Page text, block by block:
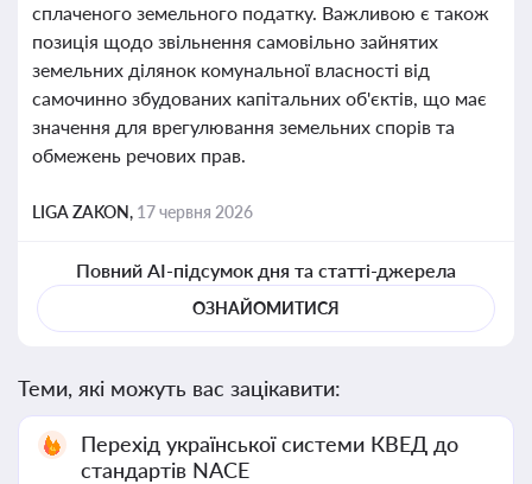
сплаченого земельного податку. Важливою є також
позиція щодо звільнення самовільно зайнятих
земельних ділянок комунальної власності від
самочинно збудованих капітальних об'єктів, що має
значення для врегулювання земельних спорів та
обмежень речових прав.
LIGA ZAKON, 17 червня 2026
Повний AI-підсумок дня та статті-джерела
ОЗНАЙОМИТИСЯ
Теми, які можуть вас зацікавити:
Перехід української системи КВЕД до
стандартів NACE